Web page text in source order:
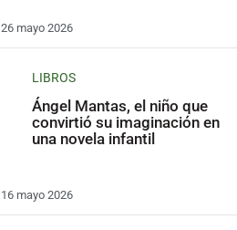
26 mayo 2026
LIBROS
Ángel Mantas, el niño que
convirtió su imaginación en
una novela infantil
16 mayo 2026